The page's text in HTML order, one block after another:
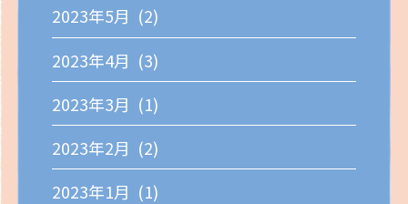
2023年5月 (2)
2023年4月 (3)
2023年3月 (1)
2023年2月 (2)
2023年1月 (1)